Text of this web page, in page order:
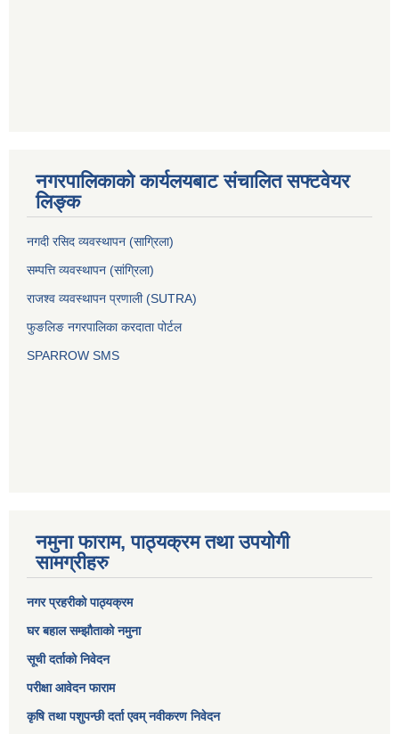
नगरपालिकाको कार्यलयबाट संचालित सफ्टवेयर
लिङ्क
नगदी रसिद व्यवस्थापन (साग्रिला)
सम्पत्ति व्यवस्थापन (सांग्रिला)
राजश्व व्यवस्थापन प्रणाली (SUTRA)
फुङलिङ नगरपालिका करदाता पोर्टल
SPARROW SMS
नमुना फाराम, पाठ्यक्रम तथा उपयोगी
सामग्रीहरु
नगर प्रहरीको पाठ्यक्रम
घर बहाल सम्झौताको नमुना
सूची दर्ताको निवेदन
परीक्षा आवेदन फाराम
कृषि तथा पशुपन्छी दर्ता एवम् नवीकरण निवेदन